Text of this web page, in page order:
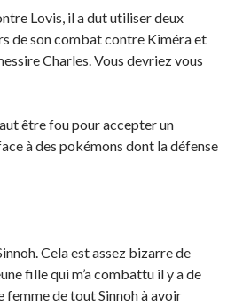
Lovis, il a dut utiliser deux
de son combat contre Kiméra et
Charles. Vous devriez vous
être fou pour accepter un
à des pokémons dont la défense
Cela est assez bizarre de
fille qui m’a combattu il y a de
femme de tout Sinnoh à avoir